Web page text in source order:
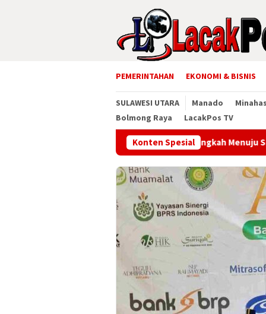
PEMERINTAHAN EKONOMI & BISNIS
SULAWESI UTARA Manado
Bolmong Raya
LacakPos TV
Konten Spesial
Perkuat Kapasitas Digital, Langkah Menuju Smart Village